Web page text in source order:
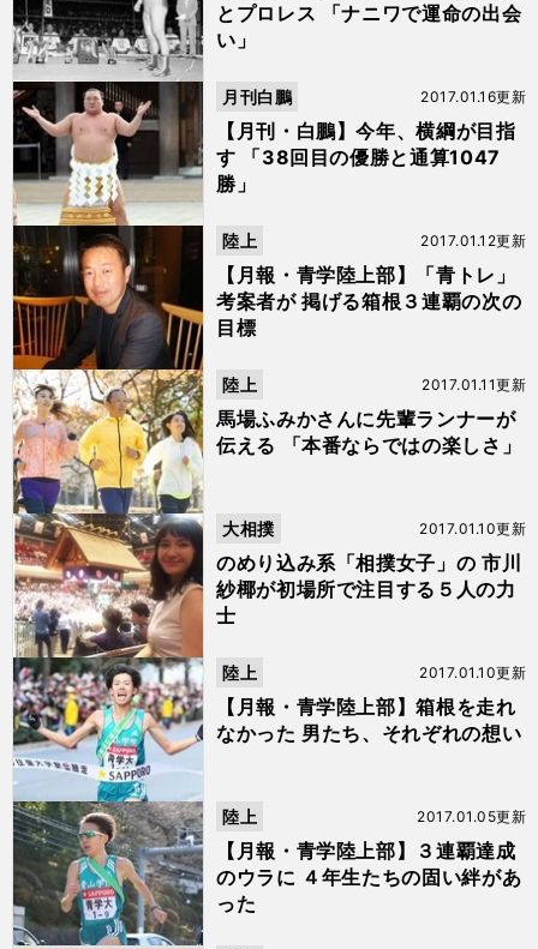
とプロレス 「ナニワで運命の出会
い」
【月刊・白鵬】今年、横綱が目指
す 「38回目の優勝と通算1047
勝」
2017.01.16更新
月刊白鵬
【月報・青学陸上部】「青トレ」
考案者が 掲げる箱根３連覇の次の
目標
2017.01.12更新
陸上
馬場ふみかさんに先輩ランナーが
伝える 「本番ならではの楽しさ」
2017.01.11更新
陸上
のめり込み系「相撲女子」の 市川
紗椰が初場所で注目する５人の力
士
2017.01.10更新
大相撲
【月報・青学陸上部】箱根を走れ
なかった 男たち、それぞれの想い
2017.01.10更新
陸上
【月報・青学陸上部】３連覇達成
のウラに ４年生たちの固い絆があ
った
2017.01.05更新
陸上